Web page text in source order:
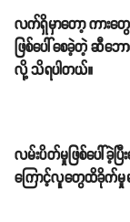
လက်ရှိမှာတော့ ကားတွ
ဖြစ်ပေါ်စေခဲ့တဲ့ ဆီဘ
လို့ သိရပါတယ်။
လမ်းပိတ်မှုဖြစ်ပေါ်ခဲ့
ကြောင့်လူတွေထိခိုက်မှု